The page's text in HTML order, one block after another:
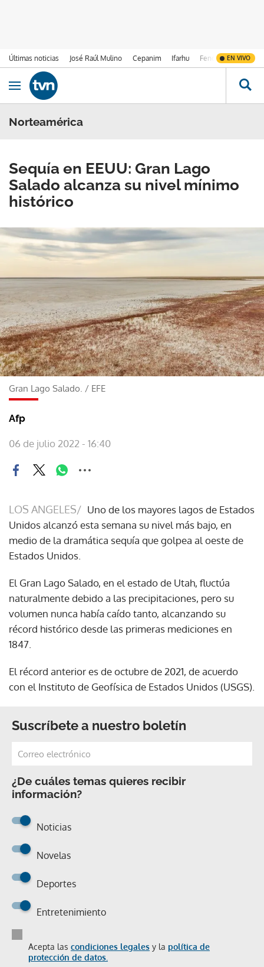
Últimas noticias José Raúl Mulino Cepanim Ifarhu Fenómeno de El
EN VIVO
Ir al contenido
Obrir navegació
Norteamérica
Sequía en EEUU: Gran Lago
Salado alcanza su nivel mínimo
histórico
Gran Lago Salado. / EFE
Afp
06 de julio 2022 - 16:40
LOS ANGELES/ Uno de los mayores lagos de Estados
Unidos alcanzó esta semana su nivel más bajo, en
medio de la dramática sequía que golpea al oeste de
Estados Unidos.
El Gran Lago Salado, en el estado de Utah, fluctúa
naturalmente debido a las precipitaciones, pero su
volumen nunca había caído tanto, alcanzando su
récord histórico desde las primeras mediciones en
1847.
El récord anterior es de octubre de 2021, de acuerdo
con el Instituto de Geofísica de Estados Unidos (USGS).
Suscríbete a nuestro boletín
¿De cuáles temas quieres recibir
información?
Noticias
Novelas
Deportes
Entretenimiento
Acepta las condiciones legales y la política de
protección de datos.